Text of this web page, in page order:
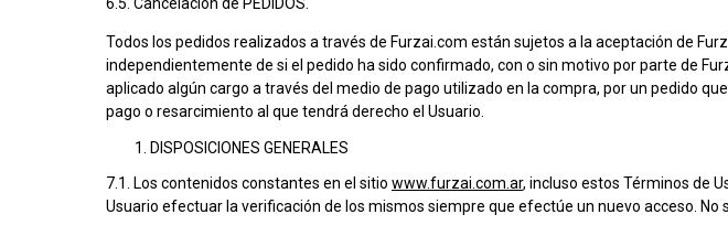
Todos los pedidos realizados a través de Furzai.com están sujetos a la aceptación de
independientemente de si el pedido ha sido confirmado, con o sin motivo por parte de
aplicado algún cargo a través del medio de pago utilizado en la compra, por un pedido
pago o resarcimiento al que tendrá derecho el Usuario.
DISPOSICIONES GENERALES
7.1. Los contenidos constantes en el sitio www.furzai.com.ar, incluso estos Términos de
Usuario efectuar la verificación de los mismos siempre que efectúe un nuevo acceso.